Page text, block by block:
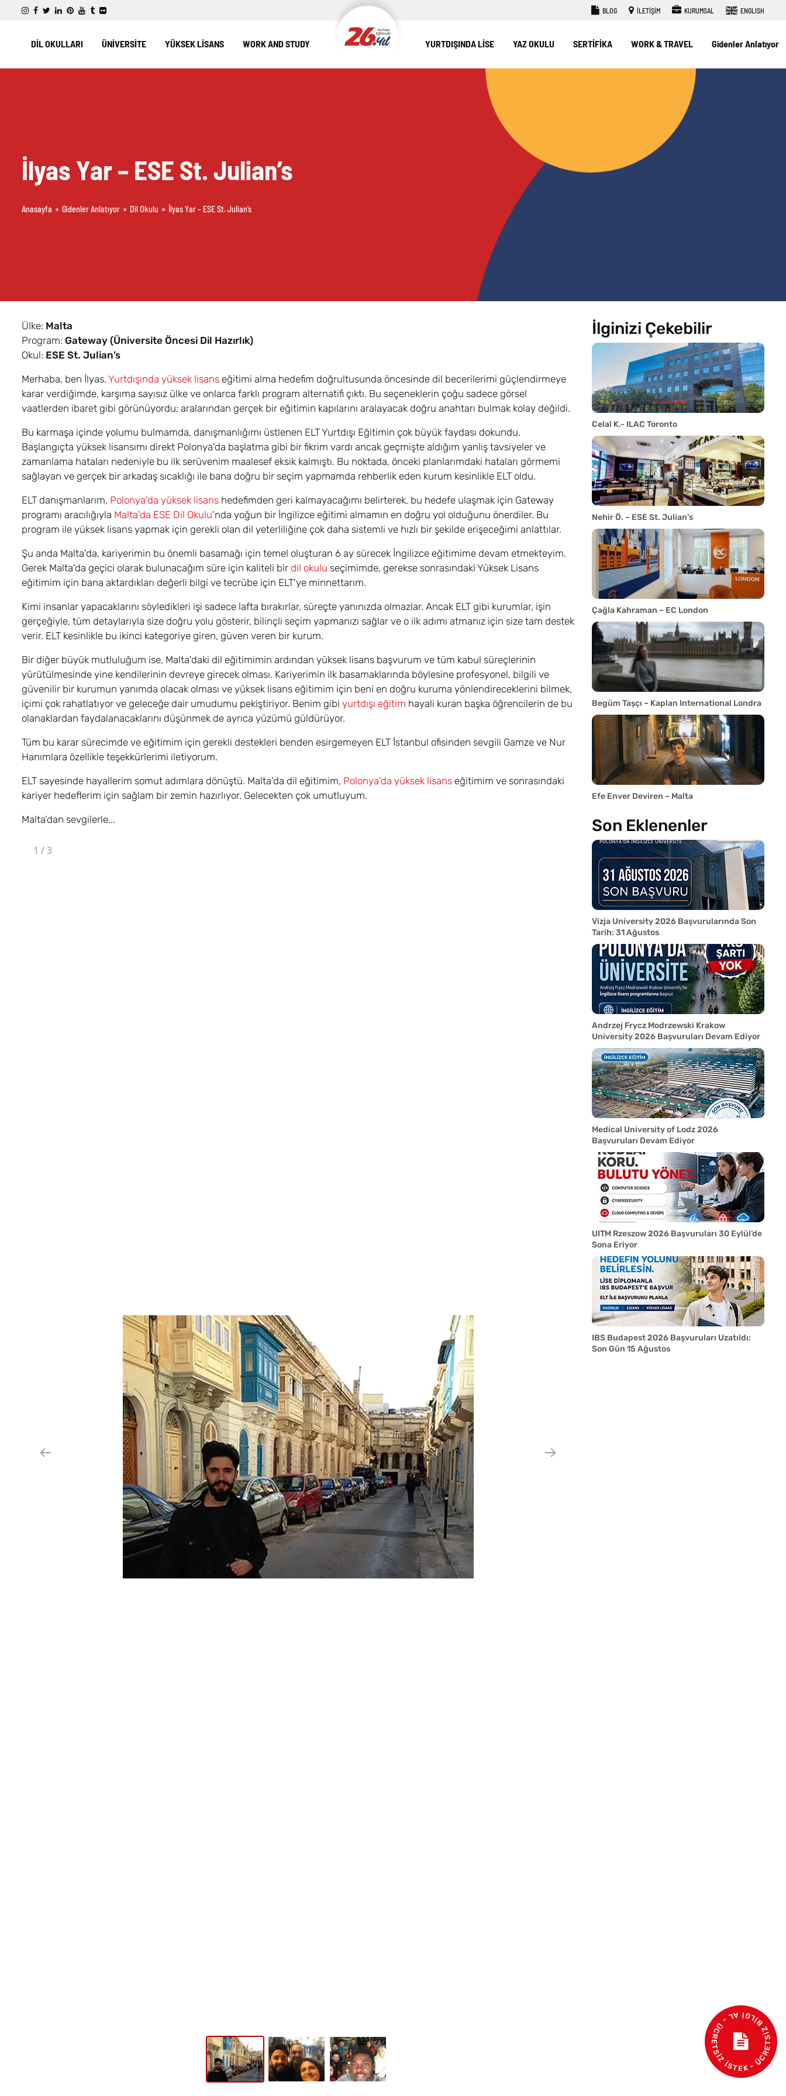
BLOG İLETİŞİM KURUMSAL ENGLISH
DİL OKULLARI ÜNİVERSİTE YÜKSEK LİSANS WORK AND STUDY YURTDIŞINDA LİSE YAZ OKULU SERTİFİKA WORK & TRAVEL Gidenler Anlatıyor
İlyas Yar – ESE St. Julian’s
Anasayfa » Gidenler Anlatıyor » Dil Okulu » İlyas Yar – ESE St. Julian’s
İlginizi Çekebilir
Celal K.- ILAC Toronto
Nehir Ö. – ESE St. Julian’s
Çağla Kahraman – EC London
Begüm Taşçı – Kaplan International Londra
Efe Enver Deviren – Malta
Son Eklenenler
Vizja University 2026 Başvurularında Son
Tarih: 31 Ağustos
Andrzej Frycz Modrzewski Krakow
University 2026 Başvuruları Devam Ediyor
Medical University of Lodz 2026
Başvuruları Devam Ediyor
UITM Rzeszow 2026 Başvuruları 30 Eylül’de
Sona Eriyor
IBS Budapest 2026 Başvuruları Uzatıldı:
Son Gün 15 Ağustos
Ülke: Malta
Program: Gateway (Üniversite Öncesi Dil Hazırlık)
Okul: ESE St. Julian’s
Merhaba, ben İlyas. Yurtdışında yüksek lisans eğitimi alma hedefim doğrultusunda öncesinde dil becerilerimi güçlendirmeye
karar verdiğimde, karşıma sayısız ülke ve onlarca farklı program alternatifi çıktı. Bu seçeneklerin çoğu sadece görsel
vaatlerden ibaret gibi görünüyordu; aralarından gerçek bir eğitimin kapılarını aralayacak doğru anahtarı bulmak kolay değildi.
Bu karmaşa içinde yolumu bulmamda, danışmanlığımı üstlenen ELT Yurtdışı Eğitimin çok büyük faydası dokundu.
Başlangıçta yüksek lisansımı direkt Polonya'da başlatma gibi bir fikrim vardı ancak geçmişte aldığım yanlış tavsiyeler ve
zamanlama hataları nedeniyle bu ilk serüvenim maalesef eksik kalmıştı. Bu noktada, önceki planlarımdaki hataları görmemi
sağlayan ve gerçek bir arkadaş sıcaklığı ile bana doğru bir seçim yapmamda rehberlik eden kurum kesinlikle ELT oldu.
ELT danışmanlarım, Polonya'da yüksek lisans hedefimden geri kalmayacağımı belirterek, bu hedefe ulaşmak için Gateway
programı aracılığıyla Malta'da ESE Dil Okulu'nda yoğun bir İngilizce eğitimi almamın en doğru yol olduğunu önerdiler. Bu
program ile yüksek lisans yapmak için gerekli olan dil yeterliliğine çok daha sistemli ve hızlı bir şekilde erişeceğimi anlattılar.
Şu anda Malta'da, kariyerimin bu önemli basamağı için temel oluşturan 6 ay sürecek İngilizce eğitimime devam etmekteyim.
Gerek Malta'da geçici olarak bulunacağım süre için kaliteli bir dil okulu seçimimde, gerekse sonrasındaki Yüksek Lisans
eğitimim için bana aktardıkları değerli bilgi ve tecrübe için ELT'ye minnettarım.
Kimi insanlar yapacaklarını söyledikleri işi sadece lafta bırakırlar, süreçte yanınızda olmazlar. Ancak ELT gibi kurumlar, işin
gerçeğiyle, tüm detaylarıyla size doğru yolu gösterir, bilinçli seçim yapmanızı sağlar ve o ilk adımı atmanız için size tam destek
verir. ELT kesinlikle bu ikinci kategoriye giren, güven veren bir kurum.
Bir diğer büyük mutluluğum ise, Malta'daki dil eğitimimin ardından yüksek lisans başvurum ve tüm kabul süreçlerinin
yürütülmesinde yine kendilerinin devreye girecek olması. Kariyerimin ilk basamaklarında böylesine profesyonel, bilgili ve
güvenilir bir kurumun yanımda olacak olması ve yüksek lisans eğitimim için beni en doğru kuruma yönlendireceklerini bilmek,
içimi çok rahatlatıyor ve geleceğe dair umudumu pekiştiriyor. Benim gibi yurtdışı eğitim hayali kuran başka öğrencilerin de bu
olanaklardan faydalanacaklarını düşünmek de ayrıca yüzümü güldürüyor.
Tüm bu karar sürecimde ve eğitimim için gerekli destekleri benden esirgemeyen ELT İstanbul ofisinden sevgili Gamze ve Nur
Hanımlara özellikle teşekkürlerimi iletiyorum.
ELT sayesinde hayallerim somut adımlara dönüştü. Malta'da dil eğitimim, Polonya'da yüksek lisans eğitimim ve sonrasındaki
kariyer hedeflerim için sağlam bir zemin hazırlıyor. Gelecekten çok umutluyum.
Malta’dan sevgilerle...
1 /3
- ÜCRETSİZ BİLGİ AL - ÜCRETSİZ İSTEK